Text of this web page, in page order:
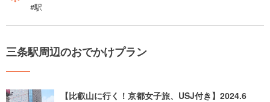
#駅
三条駅周辺のおでかけプラン
【比叡山に行く！京都女子旅、USJ付き】2024.6